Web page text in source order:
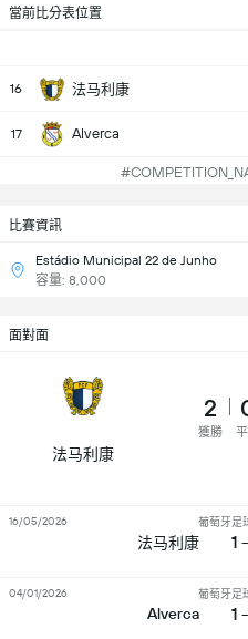
當前比分表位置
16 法马利康
17 Alverca
比賽資訊
Estádio Municipal 22 de Junho
容量: 8,000
面對面
法马利康
2
獲勝
法马利康
葡萄牙足
1
16/05/2026
Alverca
葡萄牙足
1
04/01/2026